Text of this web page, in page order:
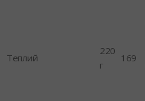
Теплий
220
г
169